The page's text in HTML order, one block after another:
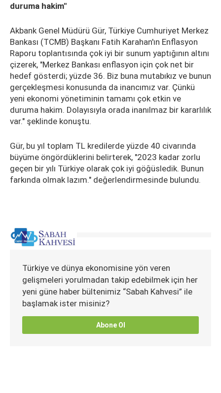
duruma hakim"
Akbank Genel Müdürü Gür, Türkiye Cumhuriyet Merkez
Bankası (TCMB) Başkanı Fatih Karahan'ın Enflasyon
Raporu toplantısında çok iyi bir sunum yaptığının altını
çizerek, "Merkez Bankası enflasyon için çok net bir
hedef gösterdi; yüzde 36. Biz buna mutabıkız ve bunun
gerçekleşmesi konusunda da inancımız var. Çünkü
yeni ekonomi yönetiminin tamamı çok etkin ve
duruma hakim. Dolayısıyla orada inanılmaz bir kararlılık
var." şeklinde konuştu.
Gür, bu yıl toplam TL kredilerde yüzde 40 civarında
büyüme öngördüklerini belirterek, "2023 kadar zorlu
geçen bir yılı Türkiye olarak çok iyi göğüsledik. Bunun
farkında olmak lazım." değerlendirmesinde bulundu.
Türkiye ve dünya ekonomisine yön veren
gelişmeleri yorulmadan takip edebilmek için her
yeni güne haber bültenimiz “Sabah Kahvesi” ile
başlamak ister misiniz?
Abone Ol